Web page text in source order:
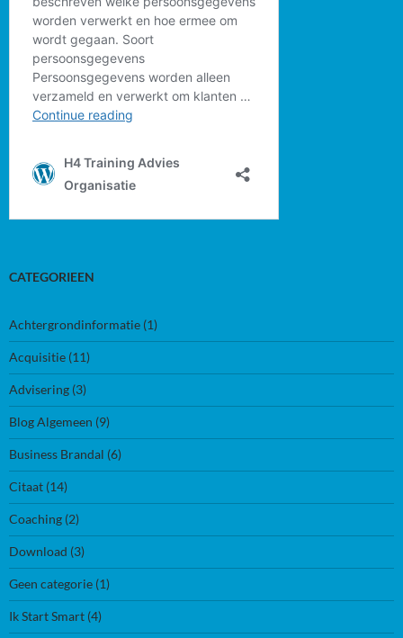
CATEGORIEEN
Achtergrondinformatie (1)
Acquisitie (11)
Advisering (3)
Blog Algemeen (9)
Business Brandal (6)
Citaat (14)
Coaching (2)
Download (3)
Geen categorie (1)
Ik Start Smart (4)